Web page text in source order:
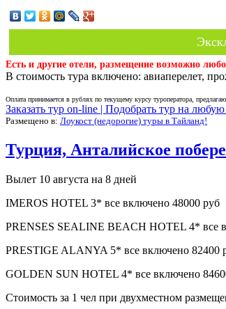
Есть и другие отели, размещение возможно
В стоимость тура включено: авиаперелет,
Оплата принимается в рублях по текущему курсу туроператора,
Заказать тур on-line | Подобрать тур на любую
Размещено в: Лоукост (недорогие) туры в Тайланд!
Турция, Анталийское
Вылет 10 августа на 8 дней
IMEROS HOTEL 3* все включено 48000 руб
PRENSES SEALINE BEACH HOTEL 4* все
PRESTIGE ALANYA 5* все включено 82400
GOLDEN SUN HOTEL 4* все включено
Стоимость за 1 чел при двухместном